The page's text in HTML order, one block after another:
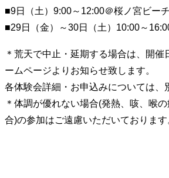
■9日（土）9:00～12:00＠桜ノ宮ビーチ
■29日（金）～30日（土）10:00～
＊荒天で中止・延期する場合は、開
ームページよりお知らせ致します。
各体験会詳細・お申込みについては、
＊体調が優れない場合(発熱、咳、喉
合)の参加はご遠慮いただいております